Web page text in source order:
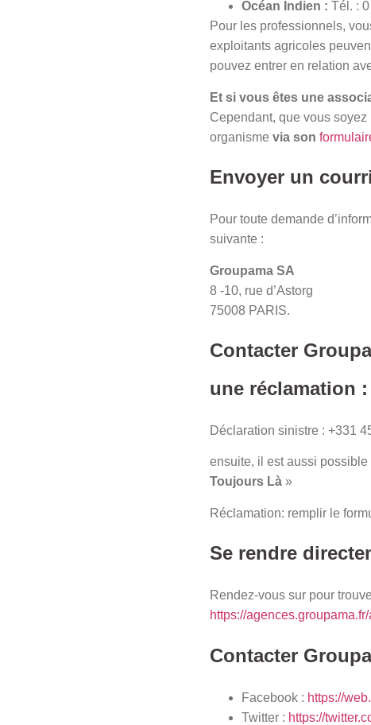
Océan Indien : Tél. :
Pour les professionnels,
exploitants agricoles
pouvez entrer en relation
Et si vous êtes une
Cependant, que vous
organisme via son
Envoyer un
Pour toute demande
suivante :
Groupama SA
8 -10, rue d’Astorg
75008 PARIS.
Contacter
une réclamation :
Déclaration sinistre : +331
ensuite, il est aussi
Toujours Là »
Réclamation: remplir le
Se rendre
Rendez-vous sur pour
https://
Contacter
Facebook : https://
Twitter : https://